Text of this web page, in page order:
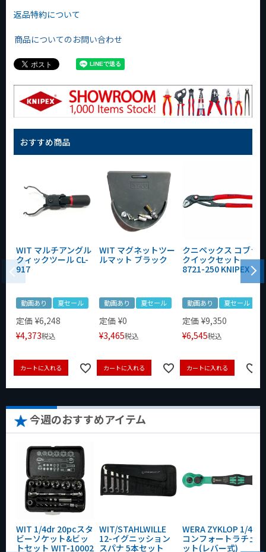
返品特約について
商品についてのお問い合わせ
おすすめ商品
WIT マルチアングル
クィックツール CL-
917
動画あり 夏セール
定価 ¥6,248
¥4,373税込
カートに入れる
WIT マグネットツー
ルマット ブラック
動画あり 夏セール
定価 ¥0
¥3,465税込
カートに入れる
クニペックス コブラ
クイックセット
8721-250 KNIPEX
動画あり 夏セール
定価 ¥9,350
¥6,545税込
カートに入れる
今週のおすすめアイテム
WIT 1/4dr 20pcスタ
ビーソケット&ビッ
トセット WIT-10002
WIT/STAHLWILLE
12-イグニッション
スパナ 5本セット
WERA ZYKLOP 1/4"
コンフォートラチェ
ット(レバー式)